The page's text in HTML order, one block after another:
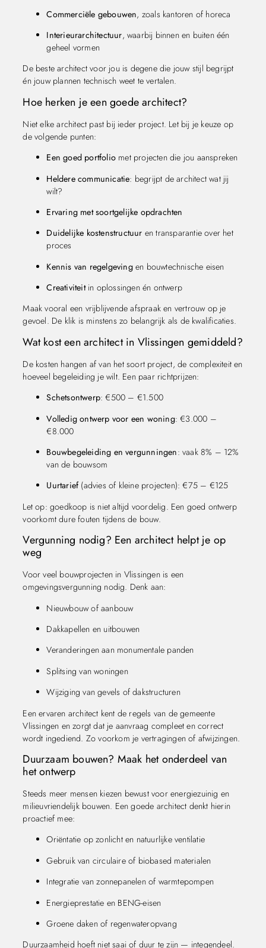
Commerciële gebouwen, zoals kantoren of horeca
Interieurarchitectuur, waarbij binnen en buiten één
geheel vormen
De beste architect voor jou is degene die jouw stijl begrijpt
én jouw plannen technisch weet te vertalen.
Hoe herken je een goede architect?
Niet elke architect past bij ieder project. Let bij je keuze op
de volgende punten:
Een goed portfolio met projecten die jou aanspreken
Heldere communicatie: begrijpt de architect wat jij
wilt?
Ervaring met soortgelijke opdrachten
Duidelijke kostenstructuur en transparantie over het
proces
Kennis van regelgevingen bouwtechnische eisen
Creativiteitin oplossingen én ontwerp
Maak vooral een vrijblijvende afspraak en vertrouw op je
gevoel. De klik is minstens zo belangrijk als de kwalificaties.
Wat kost een architect in Vlissingen gemiddeld?
De kosten hangen af van het soort project, de complexiteit en
hoeveel begeleiding je wilt. Een paar richtprijzen:
Schetsontwerp: €500 – €1.500
Volledig ontwerp voor een woning: €3.000 –
€8.000
Bouwbegeleiding en vergunningen: vaak 8% – 12%
van de bouwsom
Uurtarief(advies of kleine projecten): €75 – €125
Let op: goedkoop is niet altijd voordelig. Een goed ontwerp
voorkomt dure fouten tijdens de bouw.
Vergunning nodig? Een architect helpt je op
weg
Voor veel bouwprojecten in Vlissingen is een
omgevingsvergunning nodig. Denk aan:
Nieuwbouw of aanbouw
Dakkapellen en uitbouwen
Veranderingen aan monumentale panden
Splitsing van woningen
Wijziging van gevels of dakstructuren
Een ervaren architect kent de regels van de gemeente
Vlissingen en zorgt dat je aanvraag compleet en correct
wordt ingediend. Zo voorkom je vertragingen of afwijzingen.
Duurzaam bouwen? Maak het onderdeel van
het ontwerp
Steeds meer mensen kiezen bewust voor energiezuinig en
milieuvriendelijk bouwen. Een goede architect denkt hierin
proactief mee:
Oriëntatie op zonlicht en natuurlijke ventilatie
Gebruik van circulaire of biobased materialen
Integratie van zonnepanelen of warmtepompen
Energieprestatie en BENG-eisen
Groene daken of regenwateropvang
Duurzaamheid hoeft niet saai of duur te zijn — integendeel.